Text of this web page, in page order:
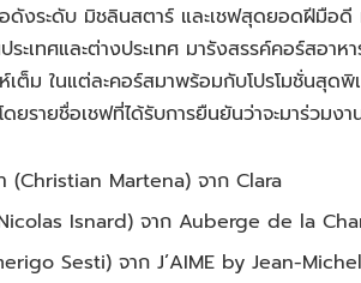
ดังระดับ มิชลินสตาร์ และเชฟสุดยอดฝีมือดี
ะเทศและต่างประเทศ มารังสรรค์คอร์สอาห
ต็ม ในแต่ละคอร์สมาพร้อมกับโปรโมชั่นสุด
ยรายชื่อเชฟที่ได้รับการยืนยันว่าจะมาร่วม
(Christian Martena) จาก Clara
Isnard) จาก Auberge de la
Sesti) จาก J’AIME by Jean-